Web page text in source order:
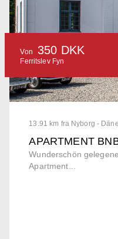
13.91 km fra Nyborg -
APARTMENT
Wunderschön
Apartment...
Von 350 DKK
Ferritslev Fyn